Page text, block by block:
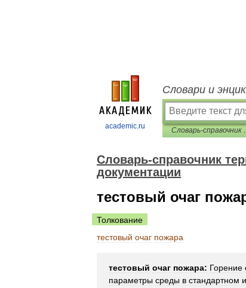
academic.ru
Словари и
Словарь-
Словарь-справочник
документации
тестовый очаг
Толкование
тестовый очаг пожара
тестовый очаг пожара: Горение
параметры среды в стандартном